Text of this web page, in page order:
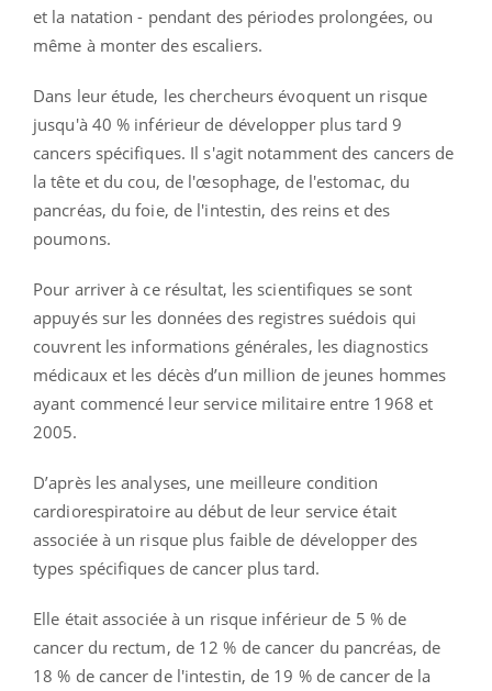
et la natation - pendant des périodes prolongées, ou
même à monter des escaliers.
Dans leur étude, les chercheurs évoquent un risque
jusqu'à 40 % inférieur de développer plus tard 9
cancers spécifiques. Il s'agit notamment des cancers de
la tête et du cou, de l'œsophage, de l'estomac, du
pancréas, du foie, de l'intestin, des reins et des
poumons.
Pour arriver à ce résultat, les scientifiques se sont
appuyés sur les données des registres suédois qui
couvrent les informations générales, les diagnostics
médicaux et les décès d’un million de jeunes hommes
ayant commencé leur service militaire entre 1968 et
2005.
D’après les analyses, une meilleure condition
cardiorespiratoire au début de leur service était
associée à un risque plus faible de développer des
types spécifiques de cancer plus tard.
Elle était associée à un risque inférieur de 5 % de
cancer du rectum, de 12 % de cancer du pancréas, de
18 % de cancer de l'intestin, de 19 % de cancer de la